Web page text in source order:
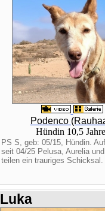
Podenco
Hündin 10,5 Jahre
PS S, geb: 05/15, Hündin.
seit 04/25 Pelusa, Aurelia
teilen ein trauriges Schicksal.
Luka